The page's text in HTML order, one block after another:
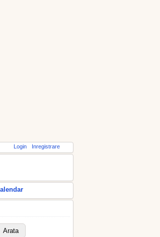
Login Inregistrare